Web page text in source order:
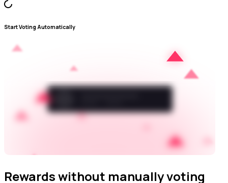
Start Voting Automatically
Rewards without manually voting